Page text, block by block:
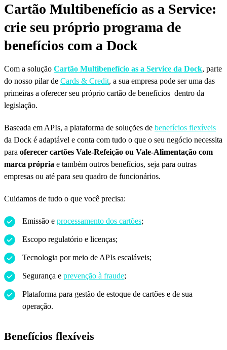
Cartão Multibenefício as a Service:
crie seu próprio programa de
benefícios com a Dock
Com a solução Cartão Multibenefício as a Service da Dock, parte
do nosso pilar de Cards & Credit, a sua empresa pode ser uma das
primeiras a oferecer seu próprio cartão de benefícios dentro da
legislação.
Baseada em APIs, a plataforma de soluções de benefícios flexíveis
da Dock é adaptável e conta com tudo o que o seu negócio necessita
para oferecer cartões Vale-Refeição ou Vale-Alimentação com
marca própria e também outros benefícios, seja para outras
empresas ou até para seu quadro de funcionários.
Cuidamos de tudo o que você precisa:
Emissão e processamento dos cartões;
Escopo regulatório e licenças;
Tecnologia por meio de APIs escaláveis;
Segurança e prevenção à fraude;
Plataforma para gestão de estoque de cartões e de sua
operação.
Benefícios flexíveis